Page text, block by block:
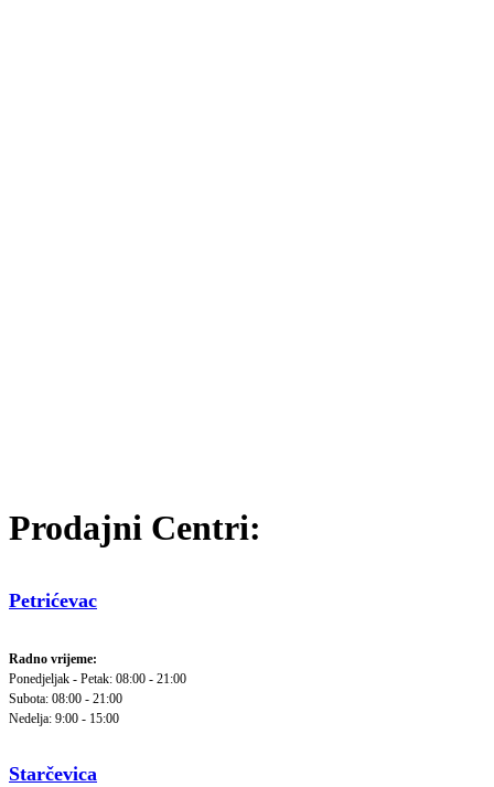
Prodajni Centri:
Petrićevac
Radno vrijeme:
Ponedjeljak - Petak: 08:00 - 21:00
Subota: 08:00 - 21:00
Nedelja: 9:00 - 15:00
Starčevica